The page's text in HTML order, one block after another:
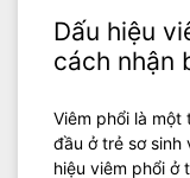
Dấu hiệu
cách nhận
Viêm phổi là
đầu ở trẻ sơ sinh
hiệu viêm phổi ở